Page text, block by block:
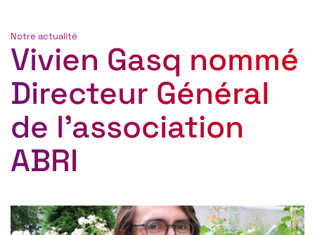
Notre actualité
Vivien Gasq nommé
Directeur Général
de l’association
ABRI